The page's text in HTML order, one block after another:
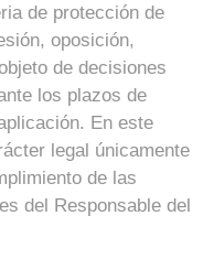
de protección de
oposición,
de decisiones
los plazos de
En este
legal únicamente
de las
del Responsable del